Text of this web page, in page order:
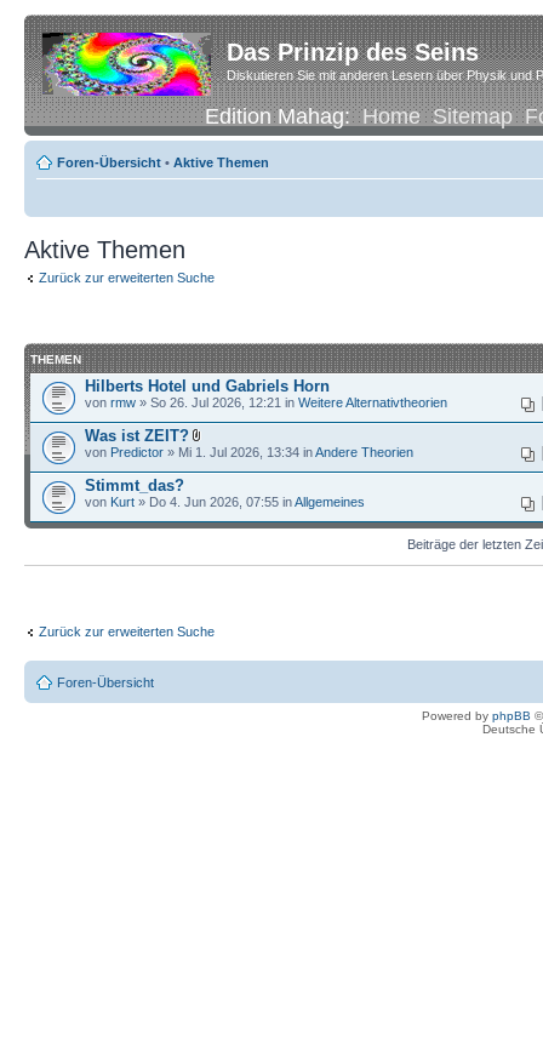
Das Prinzip des Seins
Diskutieren Sie mit anderen Lesern über Physik und
Edition Mahag:Home Sitemap
Foren-Übersicht • Aktive Themen
Aktive Themen
Zurück zur erweiterten Suche
THEMEN
Hilberts Hotel und Gabriels Horn
von rmw » So 26. Jul 2026, 12:21 in Weitere Alternativtheorien
Was ist ZEIT?
von Predictor » Mi 1. Jul 2026, 13:34 inAndere Theorien
Stimmt_das?
von Kurt » Do 4. Jun 2026, 07:55 inAllgemeines
Beiträge der letzten
Zurück zur erweiterten Suche
Foren-Übersicht
Powered by phpBB
Deutsche